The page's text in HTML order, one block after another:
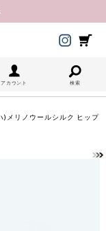
アカウント 検索
)メリノウールシルク ヒップ